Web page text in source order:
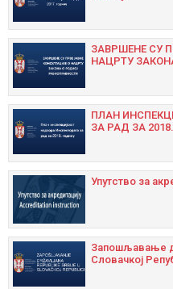
ЗАВРШЕНЕ СУ
НАЦРТУ
ПЛАН
ЗА РАД ЗА
Упутство за
Запошљавање
Словачкој